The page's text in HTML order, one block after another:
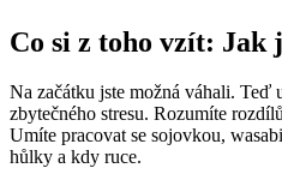
Co si z toho vzít: Jak
Na začátku jste možná váhali. Teď
zbytečného stresu. Rozumíte
Umíte pracovat se sojovkou,
hůlky a kdy ruce.